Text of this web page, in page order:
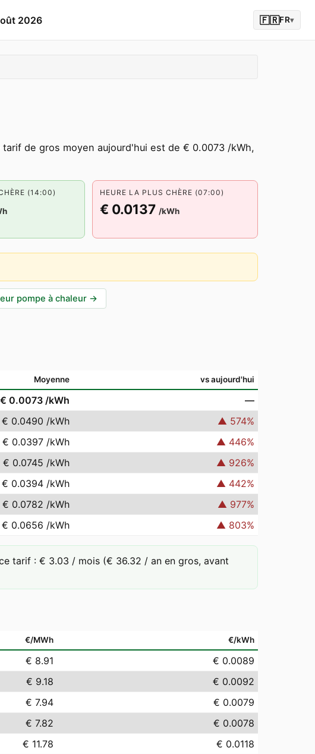
2026 🇫🇷FR▾
tarif de gros moyen aujourd'hui est de € 0.0073 /kWh,
(14:00) HEURE LA PLUS CHÈRE (07:00)
€ 0.0137 /kWh
pompe à chaleur →
Moyenne vs aujourd'hui
€ 0.0073 /kWh
—
€ 0.0490 /kWh ▲ 574%
€ 0.0397 /kWh ▲ 446%
€ 0.0745 /kWh ▲ 926%
€ 0.0394 /kWh ▲ 442%
€ 0.0782 /kWh ▲ 977%
€ 0.0656 /kWh ▲ 803%
tarif : € 3.03 / mois (€ 36.32 / an en gros, avant
€/MWh €/kWh
€ 8.91
€ 0.0089
€ 9.18
€ 0.0092
€ 7.94
€ 0.0079
€ 7.82
€ 0.0078
€ 11.78
€ 0.0118